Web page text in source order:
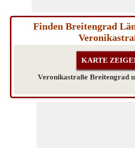
Finden Breitengrad
Veronikastraße Breitengrad